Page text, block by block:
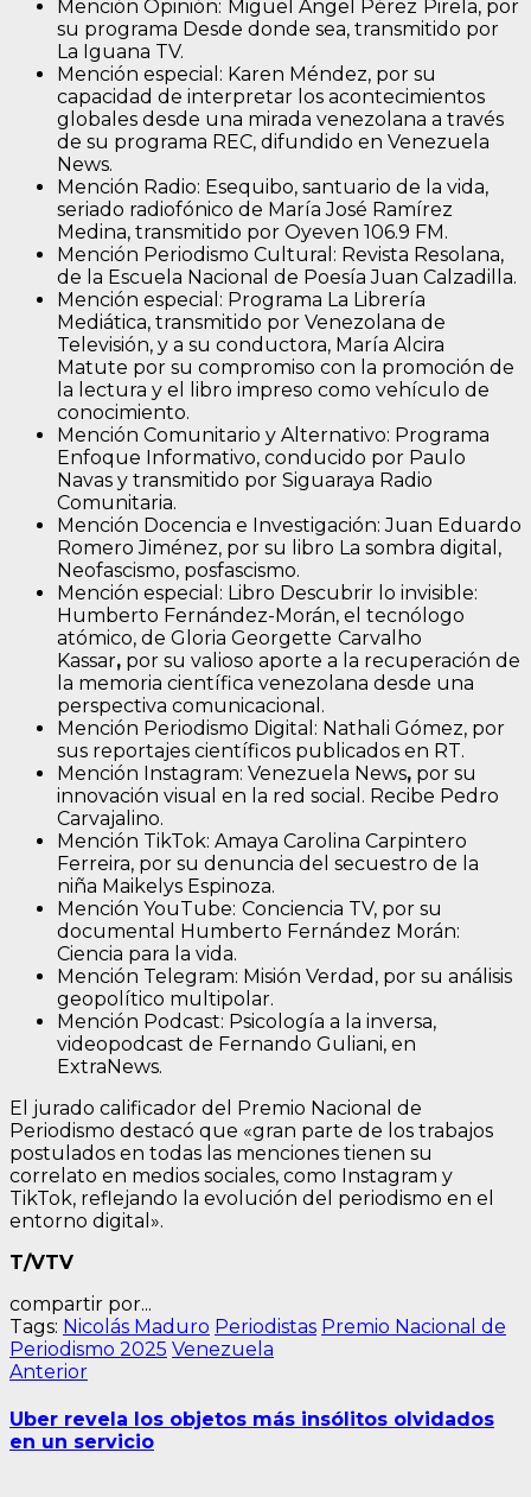
Mención Opinión: Miguel Ángel Pérez Pirela, por
su programa Desde donde sea, transmitido por
La Iguana TV.
Mención especial: Karen Méndez, por su
capacidad de interpretar los acontecimientos
globales desde una mirada venezolana a través
de su programa REC, difundido en Venezuela
News.
Mención Radio: Esequibo, santuario de la vida,
seriado radiofónico de María José Ramírez
Medina, transmitido por Oyeven 106.9 FM.
Mención Periodismo Cultural: Revista Resolana,
de la Escuela Nacional de Poesía Juan Calzadilla.
Mención especial: Programa La Librería
Mediática, transmitido por Venezolana de
Televisión, y a su conductora, María Alcira
Matute por su compromiso con la promoción de
la lectura y el libro impreso como vehículo de
conocimiento.
Mención Comunitario y Alternativo: Programa
Enfoque Informativo, conducido por Paulo
Navas y transmitido por Siguaraya Radio
Comunitaria.
Mención Docencia e Investigación: Juan Eduardo
Romero Jiménez, por su libro La sombra digital,
Neofascismo, posfascismo.
Mención especial: Libro Descubrir lo invisible:
Humberto Fernández-Morán, el tecnólogo
atómico, de Gloria Georgette Carvalho
Kassar, por su valioso aporte a la recuperación de
la memoria científica venezolana desde una
perspectiva comunicacional.
Mención Periodismo Digital: Nathali Gómez, por
sus reportajes científicos publicados en RT.
Mención Instagram: Venezuela News, por su
innovación visual en la red social. Recibe Pedro
Carvajalino.
Mención TikTok: Amaya Carolina Carpintero
Ferreira, por su denuncia del secuestro de la
niña Maikelys Espinoza.
Mención YouTube: Conciencia TV, por su
documental Humberto Fernández Morán:
Ciencia para la vida.
Mención Telegram: Misión Verdad, por su análisis
geopolítico multipolar.
Mención Podcast: Psicología a la inversa,
videopodcast de Fernando Guliani, en
ExtraNews.
El jurado calificador del Premio Nacional de
Periodismo destacó que «gran parte de los trabajos
postulados en todas las menciones tienen su
correlato en medios sociales, como Instagram y
TikTok, reflejando la evolución del periodismo en el
entorno digital».
T/VTV
compartir por...
Tags: Nicolás Maduro Periodistas Premio Nacional de
Periodismo 2025 Venezuela
Navegación
de
entradas
AnteriorEntrada
Uber revela los objetos más insólitos olvidados
en un servicio